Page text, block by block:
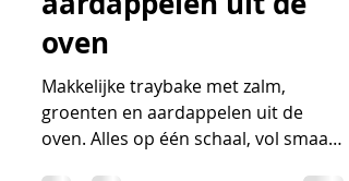
Traybake met zalm,
groene groenten en
aardappelen uit de
oven